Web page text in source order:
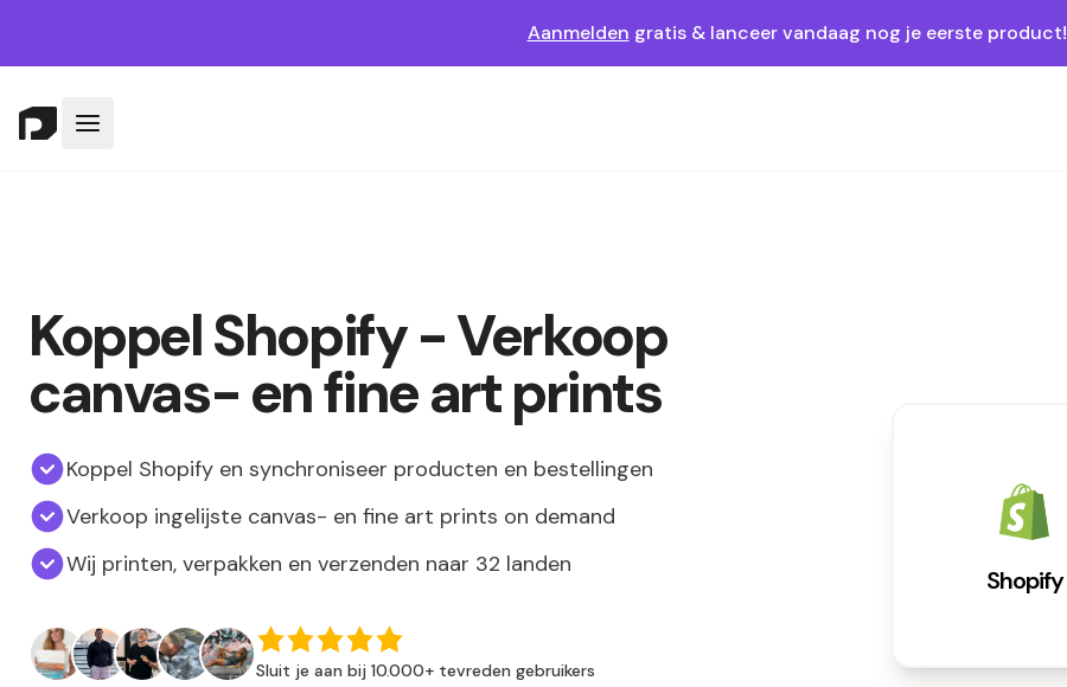
Aanmelden gratis & lanceer vandaag nog je eerste product!
Koppel Shopify - Verkoop
canvas- en fine art prints
Koppel Shopify en synchroniseer producten en bestellingen
Verkoop ingelijste canvas- en fine art prints on demand
Wij printen, verpakken en verzenden naar 32 landen
Sluit je aan bij 10.000+ tevreden gebruikers
Shopify